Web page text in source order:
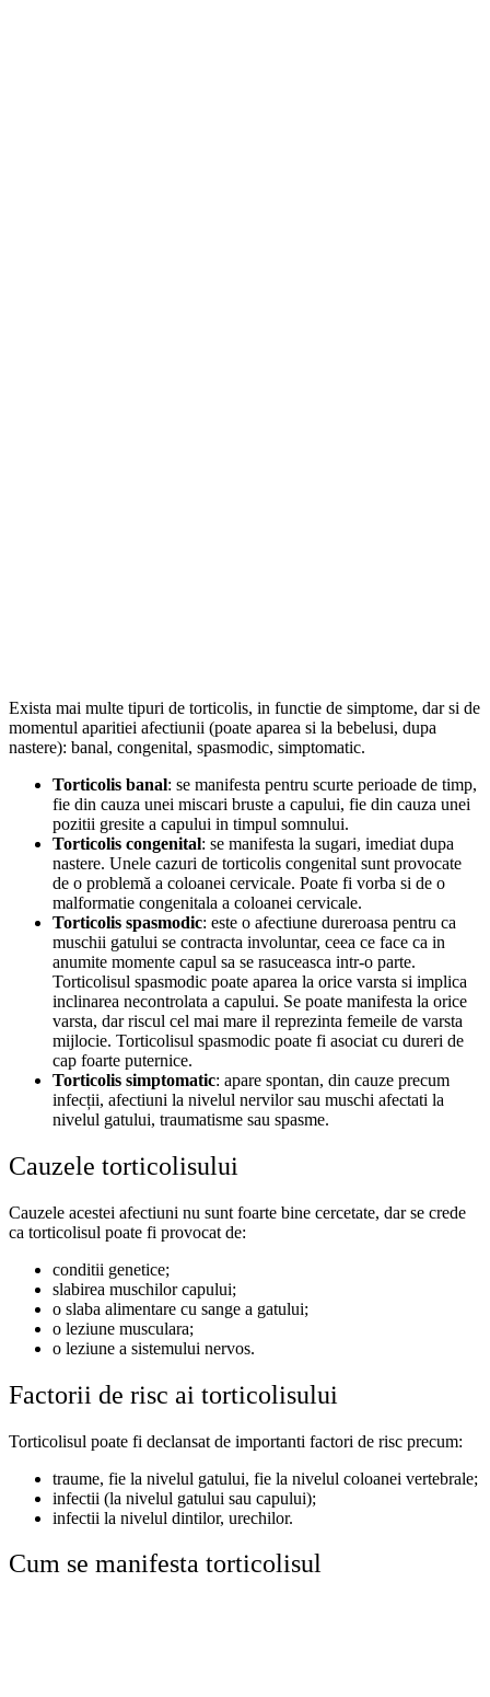
Exista mai multe tipuri de torticolis, in functie de simptome, dar si de
momentul aparitiei afectiunii (poate aparea si la bebelusi, dupa
nastere): banal, congenital, spasmodic, simptomatic.
Torticolis banal: se manifesta pentru scurte perioade de timp,
fie din cauza unei miscari bruste a capului, fie din cauza unei
pozitii gresite a capului in timpul somnului.
Torticolis congenital: se manifesta la sugari, imediat dupa
nastere. Unele cazuri de torticolis congenital sunt provocate
de o problemă a coloanei cervicale. Poate fi vorba si de o
malformatie congenitala a coloanei cervicale.
Torticolis spasmodic: este o afectiune dureroasa pentru ca
muschii gatului se contracta involuntar, ceea ce face ca in
anumite momente capul sa se rasuceasca intr-o parte.
Torticolisul spasmodic poate aparea la orice varsta si implica
inclinarea necontrolata a capului. Se poate manifesta la orice
varsta, dar riscul cel mai mare il reprezinta femeile de varsta
mijlocie. Torticolisul spasmodic poate fi asociat cu dureri de
cap foarte puternice.
Torticolis simptomatic: apare spontan, din cauze precum
infecții, afectiuni la nivelul nervilor sau muschi afectati la
nivelul gatului, traumatisme sau spasme.
Cauzele torticolisului
Cauzele acestei afectiuni nu sunt foarte bine cercetate, dar se crede
ca torticolisul poate fi provocat de:
conditii genetice;
slabirea muschilor capului;
o slaba alimentare cu sange a gatului;
o leziune musculara;
o leziune a sistemului nervos.
Factorii de risc ai torticolisului
Torticolisul poate fi declansat de importanti factori de risc precum:
traume, fie la nivelul gatului, fie la nivelul coloanei vertebrale;
infectii (la nivelul gatului sau capului);
infectii la nivelul dintilor, urechilor.
Cum se manifesta torticolisul